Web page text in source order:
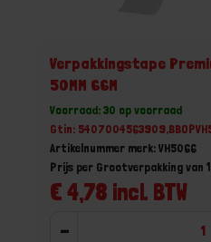
Verpakkingstape
50MM 66M
Voorraad: 30 op voorraad
Gtin:
Artikelnummer merk: VH5066
€ 4,78 incl. BTW
Prijs per Grootverpakking van
-